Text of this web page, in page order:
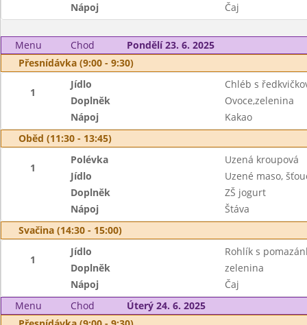
Nápoj
Čaj
Menu Chod
Pondělí 23. 6. 2025
Přesnídávka (9:00 - 9:30)
1
Jídlo
Chléb s
Doplněk
Ovoce,zelenina
Nápoj
Kakao
Oběd (11:30 - 13:45)
1
Polévka
Uzená kroupová
Jídlo
Uzené maso,
Doplněk
ZŠ jogurt
Nápoj
Štáva
Svačina (14:30 - 15:00)
1
Jídlo
Rohlík s
Doplněk
zelenina
Nápoj
Čaj
Menu
Chod
Úterý 24. 6. 2025